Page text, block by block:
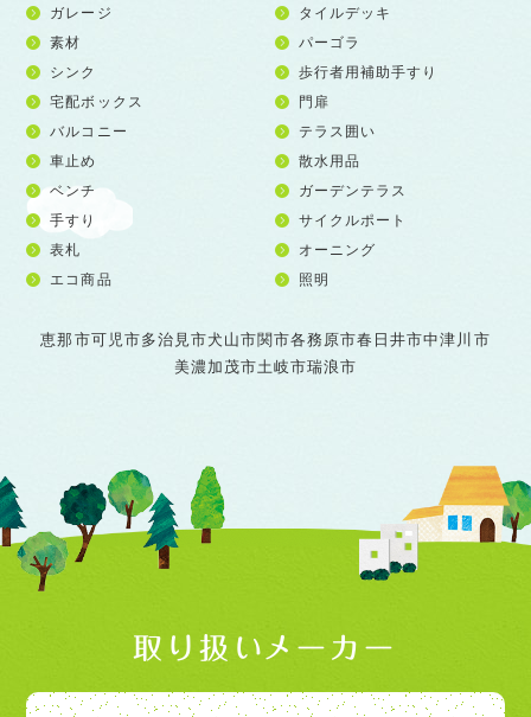
ガレージ
タイルデッキ
素材
パーゴラ
シンク
歩行者用補助手すり
宅配ボックス
門扉
バルコニー
テラス囲い
車止め
散水用品
ベンチ
ガーデンテラス
手すり
サイクルポート
表札
オーニング
エコ商品
照明
恵那市可児市多治見市犬山市関市各務原市春日井市中津川市
美濃加茂市土岐市瑞浪市
取り扱いメーカー